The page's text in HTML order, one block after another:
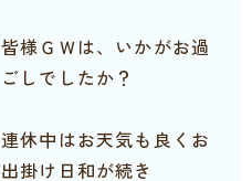
皆様ＧＷは、いかがお過
ごしでしたか？
連休中はお天気も良くお
出掛け日和が続き